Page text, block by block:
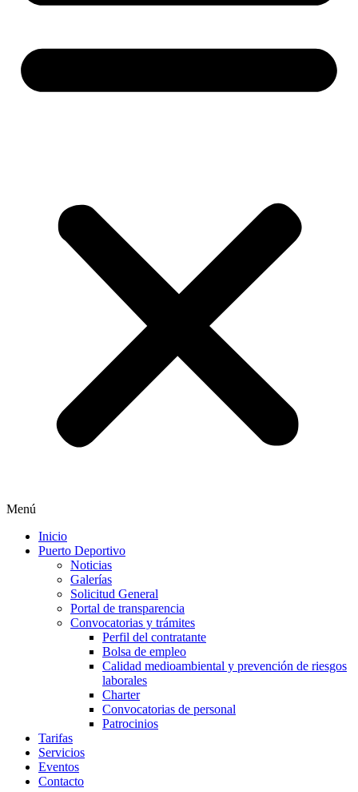
Menú
Inicio
Puerto Deportivo
Noticias
Galerías
Solicitud General
Portal de transparencia
Convocatorias y trámites
Perfil del contratante
Bolsa de empleo
Calidad medioambiental y prevención de riesgos
laborales
Charter
Convocatorias de personal
Patrocinios
Tarifas
Servicios
Eventos
Contacto